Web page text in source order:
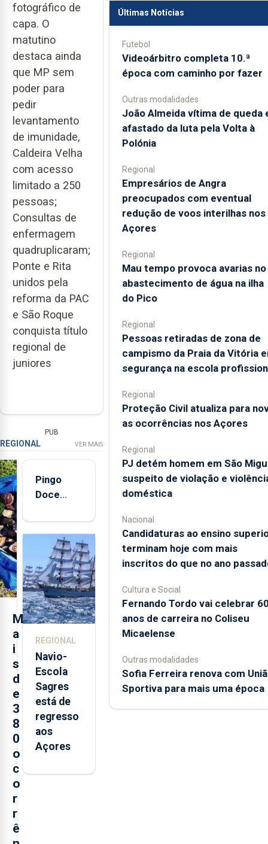
fotográfico de
capa. O
matutino
destaca ainda
que MP sem
poder para
pedir
levantamento
de imunidade,
Caldeira Velha
com acesso
limitado a 250
pessoas;
Consultas de
enfermagem
quadruplicaram;
Ponte e Rita
unidos pela
reforma da PAC
e São Roque
conquista título
regional de
juniores
PUB
REGIONAL VER MAIS
M
a
i
s
d
e
3
8
0
o
c
o
r
r
ê
Pingo
Doce
quinta-
feira nova
loja em
São
Sebastião
e cria 30
postos de
REGIONAL
Navio-
Escola
Sagres
está de
regresso
aos
Açores
Últimas Notícias
Futebol
Videoárbitro completa 10.ª
época com caminho por fazer
Outras modalidades
João Almeida vítima de queda
afastado da luta pela Volta à
Polónia
Regional
Empresários de Angra
preocupados com eventual
redução de voos interilhas nos
Açores
Regional
Mau tempo provoca avarias no
abastecimento de água na ilha
do Pico
Regional
Pessoas retiradas de zona de
campismo da Praia da Vitória
segurança na escola
Regional
Proteção Civil atualiza para
as ocorrências nos Açores
Regional
PJ detém homem em São
suspeito de violação e
doméstica
Nacional
Candidaturas ao ensino
terminam hoje com mais
inscritos do que no ano
Cultura e Social
Fernando Tordo vai celebrar
anos de carreira no Coliseu
Micaelense
Outras modalidades
Sofia Ferreira renova com
Sportiva para mais uma época